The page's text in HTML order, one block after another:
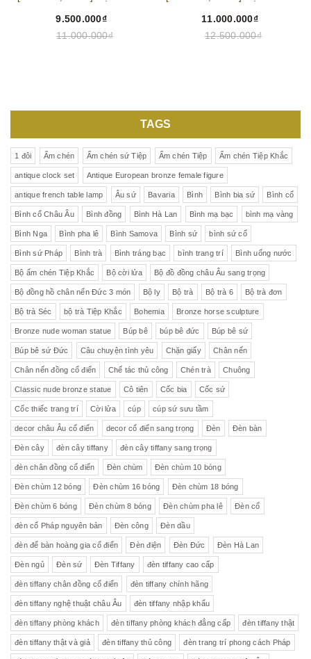
9.500.000₫
11.000.000₫
11.000.000₫
12.500.000₫
TAGS
1 đôi Ấm chén Ấm chén sứ Tiệp Ấm chén Tiệp Ấm chén Tiệp Khắc
antique clock set Antique European bronze female figure
antique french table lamp Âu sứ Bavaria Bình Bình bia sứ Bình cổ
Bình cổ Châu Âu Bình đồng Bình Hà Lan Bình mạ bạc bình mạ vàng
Bình Nga Bình pha lê Bình Samova Bình sứ bình sứ cổ
Bình sứ Pháp Bình trà Bình tráng bạc bình trang trí Bình uống nước
Bộ ấm chén Tiệp Khắc Bộ cời lửa Bộ đồ đồng châu Âu sang trọng
Bộ đồng hồ chân nến Đức 3 món Bộ ly Bộ trà Bộ trà 6 Bộ trà đơn
Bộ trà Séc bộ trà Tiệp Khắc Bohemia Bronze horse sculpture
Bronze nude woman statue Búp bê búp bê đức Búp bê sứ
Búp bê sứ Đức Câu chuyện tình yêu Chặn giấy Chân nến
Chân nến đồng cổ điển Chế tác thủ công Chén trà Chuông
Classic nude bronze statue Cô tiên Cốc bia Cốc sứ
Cốc thiếc trang trí Cời lửa cúp cúp sứ sưu tầm
decor châu Âu cổ điển decor cổ điển sang trọng Đèn Đèn bàn
Đèn cây đèn cây tiffany đèn cây tiffany sang trọng
đèn chân đồng cổ điển Đèn chùm Đèn chùm 10 bóng
Đèn chùm 12 bóng Đèn chùm 16 bóng Đèn chùm 18 bóng
Đèn chùm 6 bóng Đèn chùm 8 bóng Đèn chùm pha lê Đèn cổ
đèn cổ Pháp nguyên bản Đèn công Đèn dầu
đèn để bàn hoàng gia cổ điển Đèn điện Đèn Đức Đèn Hà Lan
Đèn ngủ Đèn sứ Đèn Tiffany đèn tiffany cao cấp
đèn tiffany chân đồng cổ điển đèn tiffany chính hãng
đèn tiffany nghệ thuật châu Âu đèn tiffany nhập khẩu
đèn tiffany phòng khách đèn tiffany phòng khách đẳng cấp đèn tiffany thật
đèn tiffany thật và giả đèn tiffany thủ công đèn trang trí phong cách Pháp